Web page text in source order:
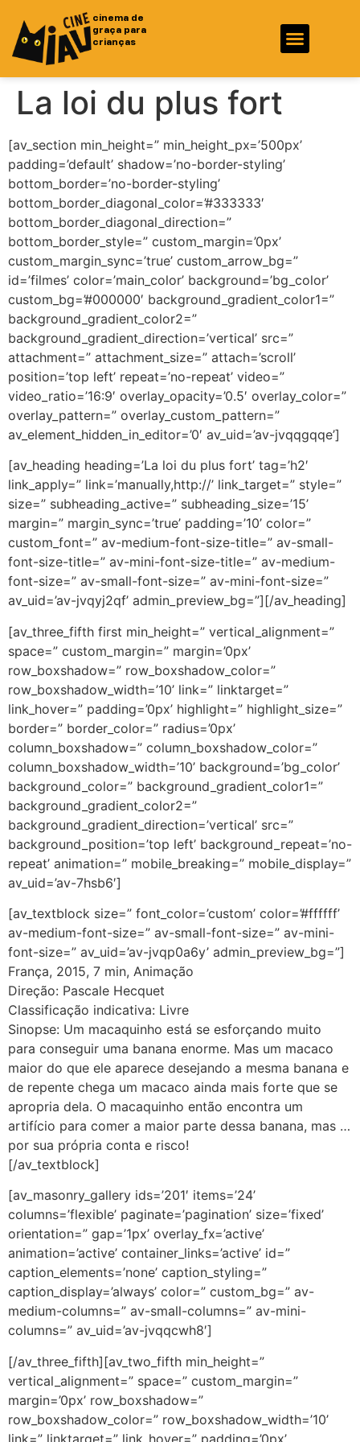
cinema de
graça para
crianças
La loi du plus fort
[av_section min_height=” min_height_px=’500px’
padding=’default’ shadow=’no-border-styling’
bottom_border=’no-border-styling’
bottom_border_diagonal_color=’#333333′
bottom_border_diagonal_direction=”
bottom_border_style=” custom_margin=’0px’
custom_margin_sync=’true’ custom_arrow_bg=”
id=’filmes’ color=’main_color’ background=’bg_color’
custom_bg=’#000000′ background_gradient_color1=”
background_gradient_color2=”
background_gradient_direction=’vertical’ src=”
attachment=” attachment_size=” attach=’scroll’
position=’top left’ repeat=’no-repeat’ video=”
video_ratio=’16:9′ overlay_opacity=’0.5′ overlay_color=”
overlay_pattern=” overlay_custom_pattern=”
av_element_hidden_in_editor=’0′ av_uid=’av-jvqqgqqe’]
[av_heading heading=’La loi du plus fort’ tag=’h2′
link_apply=” link=’manually,http://’ link_target=” style=”
size=” subheading_active=” subheading_size=’15’
margin=” margin_sync=’true’ padding=’10’ color=”
custom_font=” av-medium-font-size-title=” av-small-
font-size-title=” av-mini-font-size-title=” av-medium-
font-size=” av-small-font-size=” av-mini-font-size=”
av_uid=’av-jvqyj2qf’ admin_preview_bg=”][/av_heading]
[av_three_fifth first min_height=” vertical_alignment=”
space=” custom_margin=” margin=’0px’
row_boxshadow=” row_boxshadow_color=”
row_boxshadow_width=’10’ link=” linktarget=”
link_hover=” padding=’0px’ highlight=” highlight_size=”
border=” border_color=” radius=’0px’
column_boxshadow=” column_boxshadow_color=”
column_boxshadow_width=’10’ background=’bg_color’
background_color=” background_gradient_color1=”
background_gradient_color2=”
background_gradient_direction=’vertical’ src=”
background_position=’top left’ background_repeat=’no-
repeat’ animation=” mobile_breaking=” mobile_display=”
av_uid=’av-7hsb6′]
[av_textblock size=” font_color=’custom’ color=’#ffffff’
av-medium-font-size=” av-small-font-size=” av-mini-
font-size=” av_uid=’av-jvqp0a6y’ admin_preview_bg=”]
França, 2015, 7 min, Animação
Direção: Pascale Hecquet
Classificação indicativa: Livre
Sinopse: Um macaquinho está se esforçando muito
para conseguir uma banana enorme. Mas um macaco
maior do que ele aparece desejando a mesma banana e
de repente chega um macaco ainda mais forte que se
apropria dela. O macaquinho então encontra um
artifício para comer a maior parte dessa banana, mas …
por sua própria conta e risco!
[/av_textblock]
[av_masonry_gallery ids=’201′ items=’24’
columns=’flexible’ paginate=’pagination’ size=’fixed’
orientation=” gap=’1px’ overlay_fx=’active’
animation=’active’ container_links=’active’ id=”
caption_elements=’none’ caption_styling=”
caption_display=’always’ color=” custom_bg=” av-
medium-columns=” av-small-columns=” av-mini-
columns=” av_uid=’av-jvqqcwh8′]
[/av_three_fifth][av_two_fifth min_height=”
vertical_alignment=” space=” custom_margin=”
margin=’0px’ row_boxshadow=”
row_boxshadow_color=” row_boxshadow_width=’10’
link=” linktarget=” link_hover=” padding=’0px’